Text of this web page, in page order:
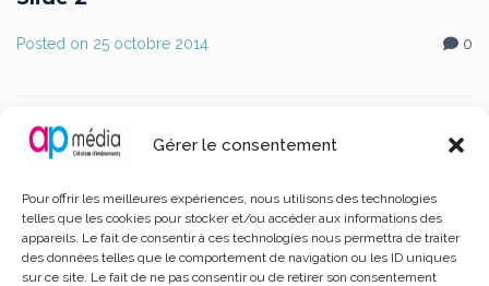
Gérer le consentement
Pour offrir les meilleures expériences, nous utilisons des technologies
telles que les cookies pour stocker et/ou accéder aux informations des
appareils. Le fait de consentir à ces technologies nous permettra de traiter
des données telles que le comportement de navigation ou les ID uniques
sur ce site. Le fait de ne pas consentir ou de retirer son consentement
Posted on 25 octobre 2014 0
Votre adresse e-mail ne sera pas publiée. Les
champs obligatoires sont indiqués avec*